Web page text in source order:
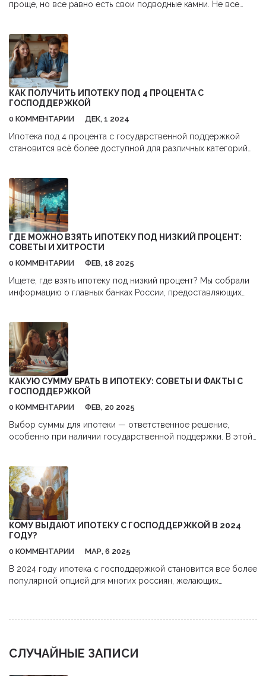
проще, но все равно есть свои подводные камни. Не все
статье разберём, где реально одобряют нулевой взнос,
какие условия могут потребовать и на что обратить
внимание, чтобы не остаться в проигрыше. Приведу
конкретные примеры банков и советы, как повысить шансы
на одобрение. Расскажу о нюансах, чтобы вы точно знали, во
что ввязываетесь.
КАК ПОЛУЧИТЬ ИПОТЕКУ ПОД 4 ПРОЦЕНТА С
ГОСПОДДЕРЖКОЙ
0 КОММЕНТАРИИ ДЕК, 1 2024
Ипотека под 4 процента с государственной поддержкой
становится всё более доступной для различных категорий
также какие документы нужно подготовить. Узнайте, как
правильно выбрать программу и какие шаги предпринять для
одобрения заявки. Это поможет избежать неожиданных
трудностей и сэкономить время при оформлении.
ГДЕ МОЖНО ВЗЯТЬ ИПОТЕКУ ПОД НИЗКИЙ ПРОЦЕНТ:
СОВЕТЫ И ХИТРОСТИ
0 КОММЕНТАРИИ ФЕВ, 18 2025
Ищете, где взять ипотеку под низкий процент? Мы собрали
информацию о главных банках России, предоставляющих
регионы предлагают самые выгодные условия, и какие
документы нужны для оформления. Советы опытных
заёмщиков помогут вам сэкономить время и деньги.
Подготовьтесь к подписанию страхового договора и
усвойте, как он влияет на ставку.
КАКУЮ СУММУ БРАТЬ В ИПОТЕКУ: СОВЕТЫ И ФАКТЫ С
ГОСПОДДЕРЖКОЙ
0 КОММЕНТАРИИ ФЕВ, 20 2025
Выбор суммы для ипотеки — ответственное решение,
особенно при наличии государственной поддержки. В этой
Узнайте, как господдержка может помочь вам взять
оптимальную сумму и что нужно учитывать перед
подписанием договора. Получите практические советы по
планированию бюджета и подготовке документов.
Подробно разберём ключевые условия, которые влияют на
ваш выбор.
КОМУ ВЫДАЮТ ИПОТЕКУ С ГОСПОДДЕРЖКОЙ В 2024
ГОДУ?
0 КОММЕНТАРИИ МАР, 6 2025
В 2024 году ипотека с господдержкой становится все более
популярной опцией для многих россиян, желающих
успешного получения кредита, и какие шаги предпринять для
СЛУЧАЙНЫЕ ЗАПИСИ